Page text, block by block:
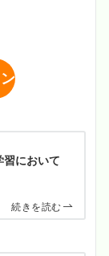
習において
続きを読む